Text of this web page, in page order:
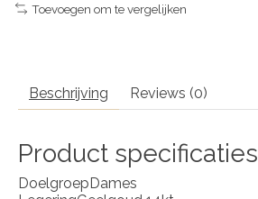
Toevoegen om te vergelijken
Beschrijving Reviews (0)
Product specificaties
Doelgroep Dames